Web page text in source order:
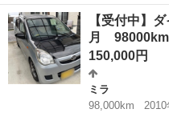
ション： MT ４WD ■ 修復歴
22年 ■ 走行距離： 205000km(
宮崎 児湯郡 佐土原駅
【受付中】
月
150,000円
ミラ
98,000km
2010